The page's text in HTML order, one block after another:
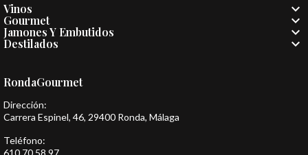
Vinos 
Gourmet 
Jamones Y Embutidos 
Destilados 
RondaGourmet
Dirección:
Carrera Espinel, 46, 29400 Ronda, Málaga
Teléfono:
610 70 58 97